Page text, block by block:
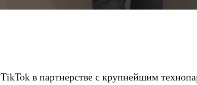
TikTok в партнерстве с крупнейшим